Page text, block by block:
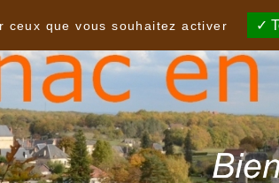
que vous souhaitez activer